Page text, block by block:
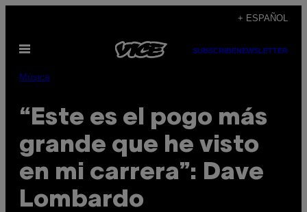
contenido
+ ESPAÑOL
Abrir
SUBSCRIBENEWSLETTER
Música
“Este es el pogo más
grande que he visto
en mi carrera”: Dave
Lombardo